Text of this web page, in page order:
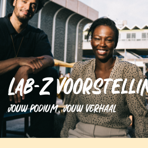
Lab-Z
JOUW PODIUM, JOUW VERHAAL